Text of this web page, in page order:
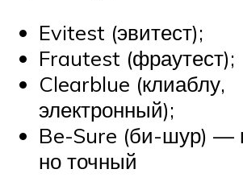
Evitest (эвитест);
Frautest (фраутест);
Clearblue (клиаблу,
электронный);
Be-Sure (би-шур) —
но точный